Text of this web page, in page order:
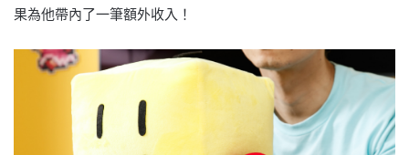
果為他帶內了一筆額外收入！